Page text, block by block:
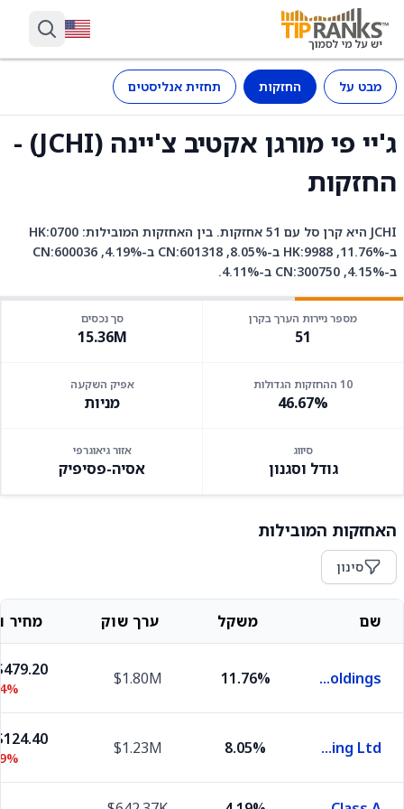
מבט על החזקות תחזית אנליסטים
ג'יי פי מורגן אקטיב צ'יינה (JCHI) -
החזקות
JCHI היא קרן סל עם 51 אחזקות. בין האחזקות המובילות: HK:0700
ב-11.76%, HK:9988 ב-8.05%, CN:601318 ב-4.19%, CN:600036
ב-4.15%, CN:300750 ב-4.11%.
מספר ניירות הערך בקרן
51
סך נכסים
15.36M
10 ההחזקות הגדולות
46.67%
אפיק השקעה
מניות
סיווג
גודל וסגנון
אזור גיאוגרפי
אסיה-פסיפיק
האחזקות המובילות
סינון
שם משקל ערך שוק מחיר
Tencent Holdings
11.76%
$1.80M
Alibaba Group Holding Ltd.
8.05%
$1.23M